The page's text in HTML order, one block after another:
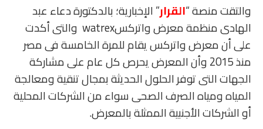
والتقت منصة “القرار” الإخبارية؛ بالدكتورة دعاء عبد
الهادى منظمة معرض واتركسwatrex والتى أكدت
على أن معرض واتركس يقام للمرة الخامسة فى مصر
منذ 2015 وأن المعرض يحرص كل عام على مشاركة
الجهات التى توفر الحلول الحديثة بمجال تنقية ومعالجة
المياه ومياه الصرف الصحى سواء من الشركات المحلية
أو الشركات الأجنبية الممثلة بالمعرض.